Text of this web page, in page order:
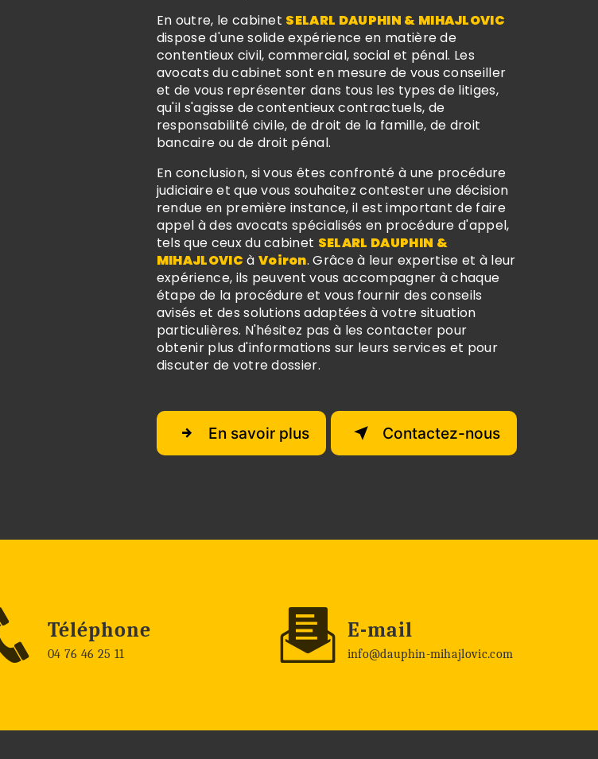
En outre, le cabinet SELARL DAUPHIN & MIHAJLOVIC
dispose d'une solide expérience en matière de
contentieux civil, commercial, social et pénal. Les
avocats du cabinet sont en mesure de vous conseiller
et de vous représenter dans tous les types de litiges,
qu'il s'agisse de contentieux contractuels, de
responsabilité civile, de droit de la famille, de droit
bancaire ou de droit pénal.
En conclusion, si vous êtes confronté à une procédure
judiciaire et que vous souhaitez contester une décision
rendue en première instance, il est important de faire
appel à des avocats spécialisés en procédure d'appel,
tels que ceux du cabinet SELARL DAUPHIN &
MIHAJLOVIC à Voiron. Grâce à leur expertise et à leur
expérience, ils peuvent vous accompagner à chaque
étape de la procédure et vous fournir des conseils
avisés et des solutions adaptées à votre situation
particulières. N'hésitez pas à les contacter pour
obtenir plus d'informations sur leurs services et pour
discuter de votre dossier.
En savoir plus Contactez-nous
Téléphone
04 76 46 25 11
E-mail
info@dauphin-mihajlovic.com